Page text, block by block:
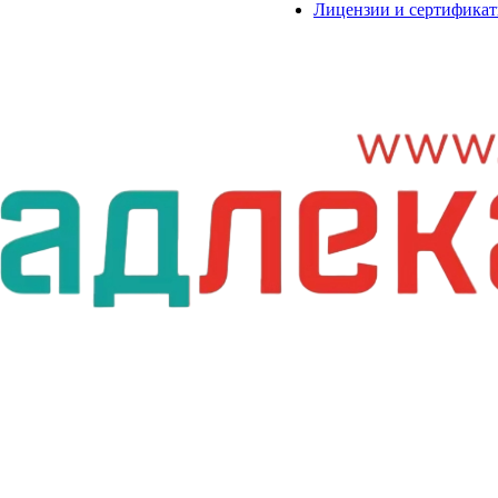
Лицензии и